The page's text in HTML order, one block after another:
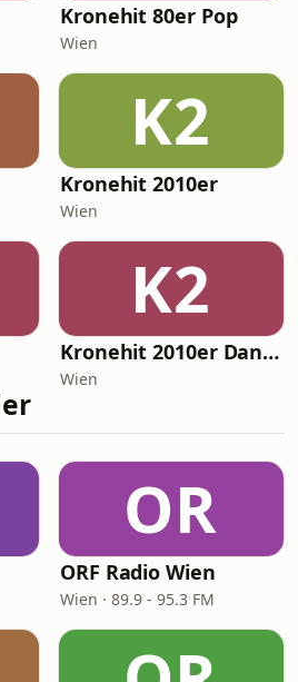
Kronehit 80er Pop
Wien
K2
Kronehit 2010er
Wien
K2
Kronehit 2010er Dance
Wien
OR
ORF Radio Wien
Wien · 89.9 - 95.3 FM